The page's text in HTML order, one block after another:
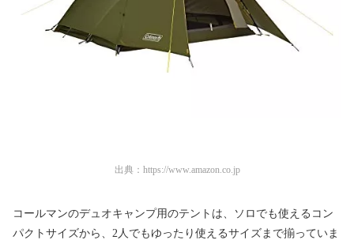
出典： https://www.amazon.co.jp
コールマンのデュオキャンプ用のテントは、ソロでも使えるコン
パクトサイズから、2人でもゆったり使えるサイズまで揃っていま